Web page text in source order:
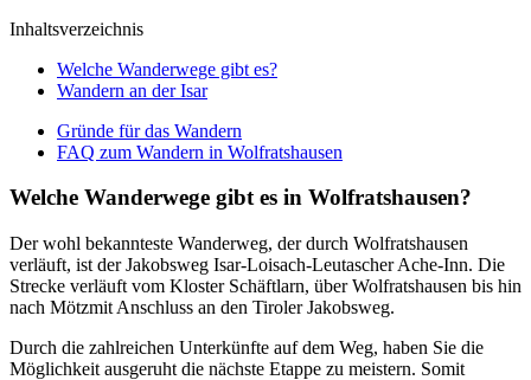
Inhaltsverzeichnis
Welche Wanderwege gibt es?
Wandern an der Isar
Gründe für das Wandern
FAQ zum Wandern in Wolfratshausen
Welche Wanderwege gibt es in Wolfratshausen?
Der wohl bekannteste Wanderweg, der durch Wolfratshausen
verläuft, ist der Jakobsweg Isar-Loisach-Leutascher Ache-Inn. Die
Strecke verläuft vom Kloster Schäftlarn, über Wolfratshausen bis hin
nach Mötzmit Anschluss an den Tiroler Jakobsweg.
Durch die zahlreichen Unterkünfte auf dem Weg, haben Sie die
Möglichkeit ausgeruht die nächste Etappe zu meistern. Somit